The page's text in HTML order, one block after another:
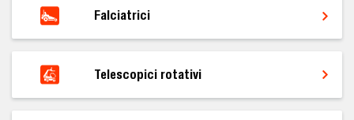
Falciatrici
Telescopici rotativi